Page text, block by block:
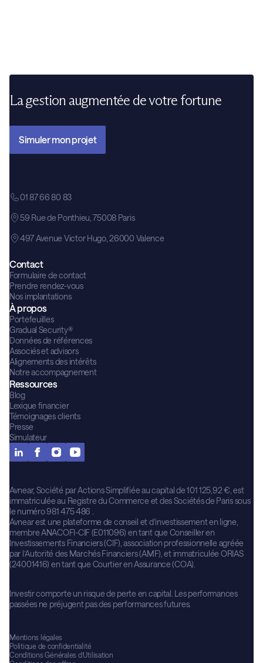
La gestion augmentée de votre fortune
Simuler mon projet
01 87 66 80 83
59 Rue de Ponthieu, 75008 Paris
497 Avenue Victor Hugo, 26000 Valence
Contact
Formulaire de contact
Prendre rendez-vous
Nos implantations
À propos
Portefeuilles
Gradual Security®
Données de références
Associés et advisors
Alignements des intérêts
Notre accompagnement
Ressources
Blog
Lexique financier
Témoignages clients
Presse
Simulateur
Avnear, Société par Actions Simplifiée au capital de 101 125,92 €, est
immatriculée au Registre du Commerce et des Sociétés de Paris sous
le numéro 981 475 486 .
Avnear est une plateforme de conseil et d’investissement en ligne,
membre ANACOFI-CIF (E011096) en tant que Conseiller en
Investissements Financiers (CIF), association professionnelle agréée
par l’Autorité des Marchés Financiers (AMF), et immatriculée ORIAS
(24001416) en tant que Courtier en Assurance (COA).
Investir comporte un risque de perte en capital. Les performances
passées ne préjugent pas des performances futures.
Mentions légales
Politique de confidentialité
Conditions Générales d’Utilisation